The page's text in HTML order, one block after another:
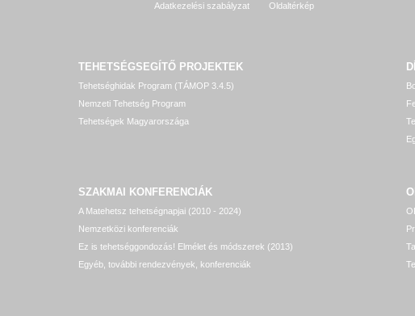
Adatkezelési szabályzat Oldaltérkép
TEHETSÉGSEGÍTŐ PROJEKTEK
Tehetséghidak Program (TÁMOP 3.4.5)
Nemzeti Tehetség Program
Tehetségek Magyarországa
SZAKMAI KONFERENCIÁK
A Matehetsz tehetségnapjai (2010 - 2024)
Nemzetközi konferenciák
Ez is tehetséggondozás! Elmélet és módszerek (2013)
Egyéb, további rendezvények, konferenciák